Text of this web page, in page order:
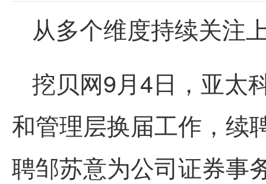
从多个维度持续关注
挖贝网9月4日，亚太
和管理层换届工作，续
聘邹苏意为公司证券事